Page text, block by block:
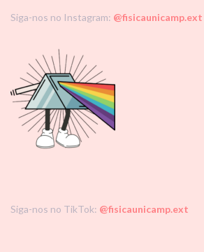
Siga-nos no Instagram: @fisicaunicamp.ext
Siga-nos no TikTok: @fisicaunicamp.ext